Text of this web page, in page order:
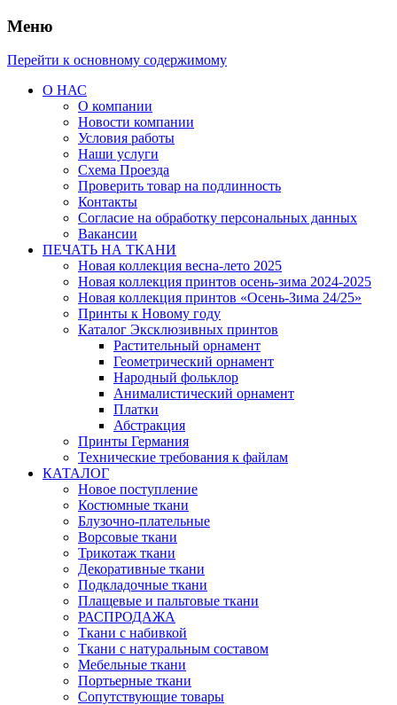
Меню
Перейти к основному содержимому
О НАС
О компании
Новости компании
Условия работы
Наши услуги
Схема Проезда
Проверить товар на подлинность
Контакты
Согласие на обработку персональных данных
Вакансии
ПЕЧАТЬ НА ТКАНИ
Новая коллекция весна-лето 2025
Новая коллекция принтов осень-зима 2024-2025
Новая коллекция принтов «Осень-Зима 24/25»
Принты к Новому году
Каталог Эксклюзивных принтов
Растительный орнамент
Геометрический орнамент
Народный фольклор
Анималистический орнамент
Платки
Абстракция
Принты Германия
Технические требования к файлам
КАТАЛОГ
Новое поступление
Костюмные ткани
Блузочно-плательные
Ворсовые ткани
Трикотаж ткани
Декоративные ткани
Подкладочные ткани
Плащевые и пальтовые ткани
РАСПРОДАЖА
Ткани с набивкой
Ткани с натуральным составом
Мебельные ткани
Портьерные ткани
Сопутствующие товары